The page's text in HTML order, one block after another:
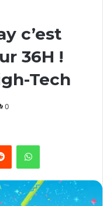
c’est
36H !
Tech
0